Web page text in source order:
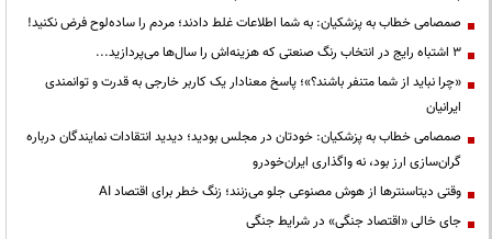
صمصامی خطاب به پزشکیان: به شما اطلاعات غلط دادند؛ مردم را ساده‌لوح فرض نکنید!
3 اشتباه رایج در انتخاب رنگ صنعتی که هزینه‌اش را سال‌ها می‌پردازید...
«چرا نباید از شما متنفر باشند؟»؛ پاسخ معنادار یک کاربر خارجی به قدرت و توانمندی
ایرانیان
صمصامی خطاب به پزشکیان: خودتان در مجلس بودید؛ دیدید انتقادات نمایندگان درباره
گران‌سازی ارز بود، نه واگذاری ایران‌خودرو
وقتی دیتاسنترها از هوش مصنوعی جلو می‌زنند؛ زنگ خطر برای اقتصاد AI
جای خالی «اقتصاد جنگی» در شرایط جنگی